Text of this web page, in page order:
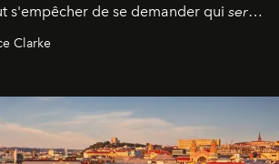
s'empêcher de se demander qui sera
Clarke